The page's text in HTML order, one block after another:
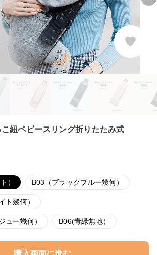
紐ベビースリング折りたたみ式
） B03（ブラックブルー幾何）
ト幾何）
ュー幾何） B06(青緑無地）